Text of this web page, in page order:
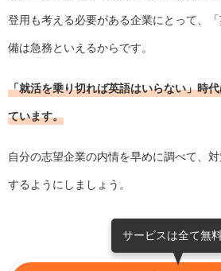
登用も考える必要がある企業にとって、
備は急務といえるからです。
「就活を乗り切れば英語はいらない」時
ています。
自分の志望企業の内情を早めに調べて、
するようにしましょう。
サービスは全て無料